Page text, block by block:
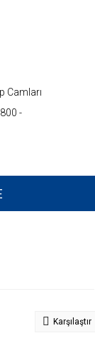
Camları
-
Karşılaştır